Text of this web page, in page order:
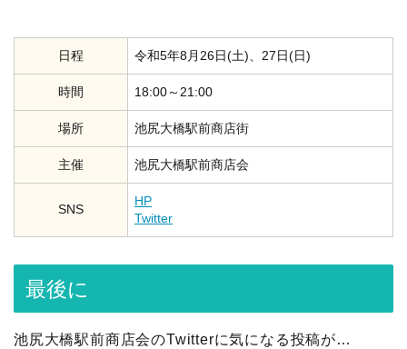
日程 令和5年8月26日(土)、27日(日)
時間 18:00～21:00
場所 池尻大橋駅前商店街
主催 池尻大橋駅前商店会
SNS
HP
Twitter
最後に
池尻大橋駅前商店会のTwitterに気になる投稿が…